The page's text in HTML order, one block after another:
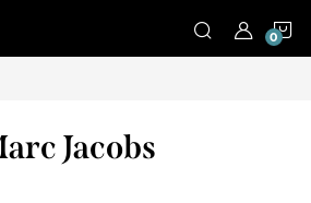
Jacobs